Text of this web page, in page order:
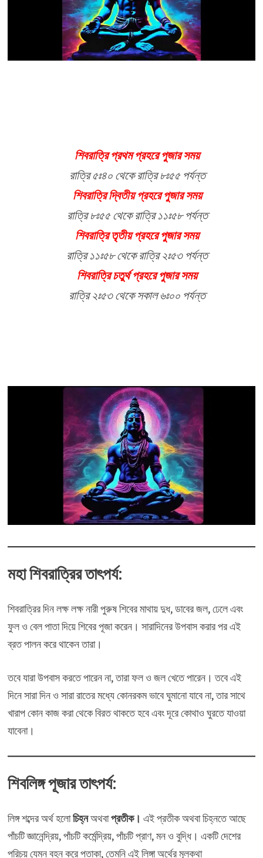
শিবরাত্রি প্রথম প্রহরে পুজার সময়
রাত্রি ৫ঃ৪০ থেকে রাত্রি ৮ঃ৫৫ পর্যন্ত
শিবরাত্রি দ্বিতীয় প্রহরে পুজার সময়
রাত্রি ৮ঃ৫৫ থেকে রাত্রি ১১ঃ৫৮ পর্যন্ত
শিবরাত্রি তৃতীয় প্রহরে পুজার সময়
রাত্রি ১১ঃ৫৮ থেকে রাত্রি ২ঃ৫৩ পর্যন্ত
শিবরাত্রি চতুর্থ প্রহরে পুজার সময়
রাত্রি ২ঃ৫৩ থেকে সকাল ৬ঃ০০ পর্যন্ত
মহা শিবরাত্রির তাৎপর্য:
শিবরাত্রির দিন লক্ষ লক্ষ নারী পুরুষ শিবের মাথায় দুধ, ডাবের জল, ঢেলে এবং
ফুল ও বেল পাতা দিয়ে শিবের পূজা করেন। সারাদিনের উপবাস করার পর এই
ব্রত পালন করে থাকেন তারা।
তবে যারা উপবাস করতে পারেন না, তারা ফল ও জল খেতে পারেন। তবে এই
দিনে সারা দিন ও সারা রাতের মধ্যে কোনরকম ভাবে ঘুমানো যাবে না, তার সাথে
খারাপ কোন কাজ করা থেকে বিরত থাকতে হবে এবং দূরে কোথাও ঘুরতে যাওয়া
যাবেনা।
শিবলিঙ্গ পূজার তাৎপর্য:
লিঙ্গ শব্দের অর্থ হলোচিহ্নঅথবাপ্রতীক। এই প্রতীক অথবা চিহ্নতে আছে
পাঁচটি জ্ঞানেন্দ্রিয়, পাঁচটি কর্মেন্দ্রিয়, পাঁচটি প্রাণ, মন ও বুদ্ধি। একটি দেশের
পরিচয় যেমন বহন করে পতাকা, তেমনি এই লিঙ্গা অর্থের মূলকথা